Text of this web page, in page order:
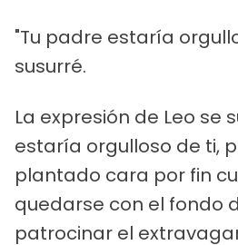
"Tu padre estaría
susurré.
La expresión de Leo se
estaría orgulloso de ti,
plantado cara por fin
quedarse con el fondo
patrocinar el